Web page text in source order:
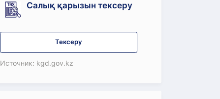
Салық қарызын тексеру
Тексеру
Источник: kgd.gov.kz